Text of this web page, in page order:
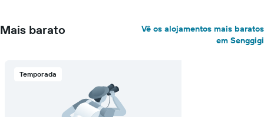
Mais barato
Vê os alojamentos mais baratos
em Senggigi
Temporada